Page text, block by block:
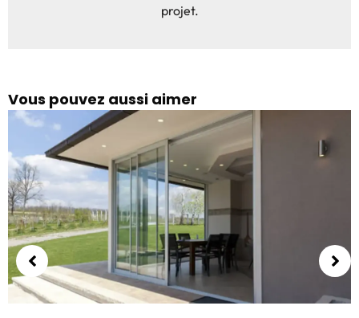
projet.
Vous pouvez aussi aimer